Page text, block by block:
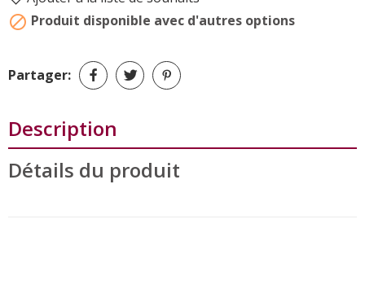
 Produit disponible avec d'autres options
Partager:
Description
Détails du produit